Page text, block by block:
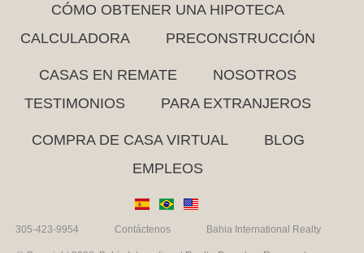
CÓMO OBTENER UNA HIPOTECA
CALCULADORA
PRECONSTRUCCIÓN
CASAS EN REMATE
NOSOTROS
TESTIMONIOS
PARA EXTRANJEROS
COMPRA DE CASA VIRTUAL
BLOG
EMPLEOS
305-423-9954 Contáctenos Bahia International Realty